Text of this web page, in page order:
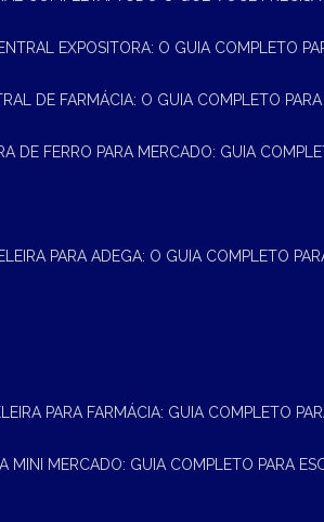
EXPOSITORA: O GUIA COMPLETO
DE FARMÁCIA: O GUIA COMPLETO
DE FERRO PARA MERCADO: GUIA
PARA ADEGA: O GUIA COMPLETO
PARA FARMÁCIA: GUIA COMPLETO
MINI MERCADO: GUIA COMPLETO PARA